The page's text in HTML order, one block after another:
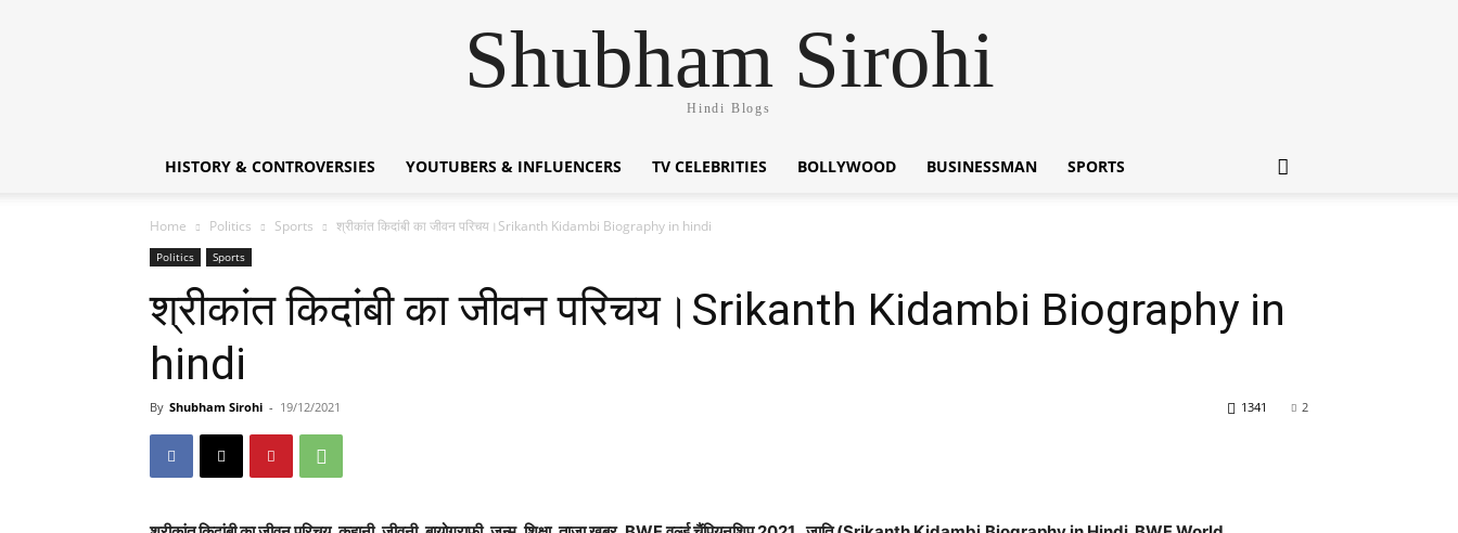
Shubham Sirohi
Hindi Blogs
HISTORY & CONTROVERSIES YOUTUBERS & INFLUENCERS TV CELEBRITIES BOLLYWOOD BUSINESSMAN SPORTS
Home Politics Sports श्रीकांत किदांबी का जीवन परिचय।Srikanth Kidambi Biography in hindi
Politics Sports
श्रीकांत किदांबी का जीवन परिचय।Srikanth Kidambi Biography in
hindi
By Shubham Sirohi - 19/12/2021 2
1341